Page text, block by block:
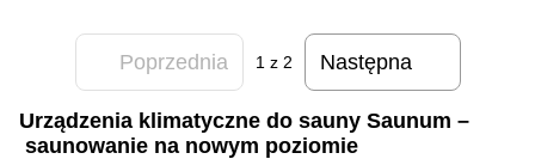
Poprzednia 1z 2 Następna
Urządzenia klimatyczne do sauny Saunum –
saunowanie na nowym poziomie